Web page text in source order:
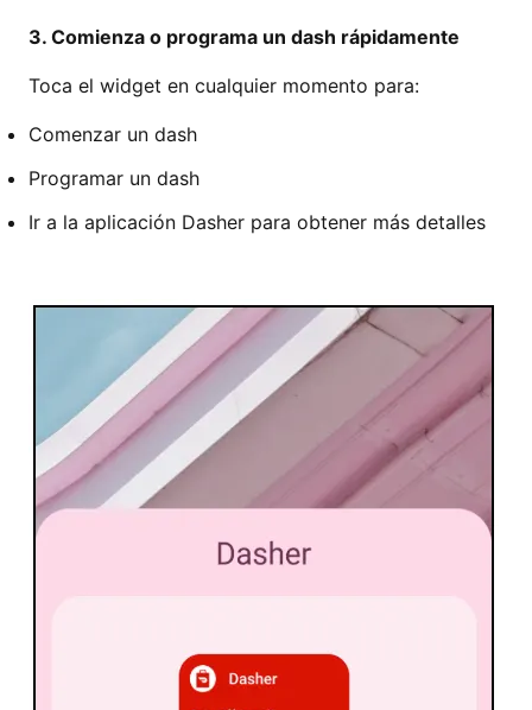
3. Comienza o programa un dash rápidamente
Toca el widget en cualquier momento para:
Comenzar un dash
Programar un dash
Ir a la aplicación Dasher para obtener más detalles